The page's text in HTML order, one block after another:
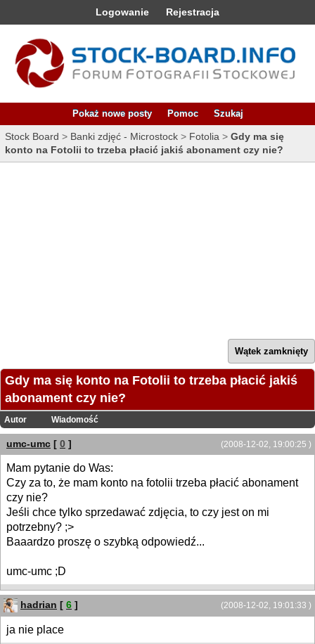
Logowanie Rejestracja
Pokaż nowe posty Pomoc Szukaj
Stock Board > Banki zdjęć - Microstock > Fotolia > Gdy ma się
konto na Fotolii to trzeba płacić jakiś abonament czy nie?
Wątek zamknięty
Gdy ma się konto na Fotolii to trzeba płacić jakiś
abonament czy nie?
Autor Wiadomość
(2008-12-02, 19:00:25 )
umc-umc [ 0 ]
Mam pytanie do Was:
Czy za to, że mam konto na fotolii trzeba płacić abonament
czy nie?
Jeśli chce tylko sprzedawać zdjęcia, to czy jest on mi
potrzebny? ;>
Baaardzo proszę o szybką odpowiedź...
umc-umc ;D
(2008-12-02, 19:01:33 )
hadrian [ 6 ]
ja nie place